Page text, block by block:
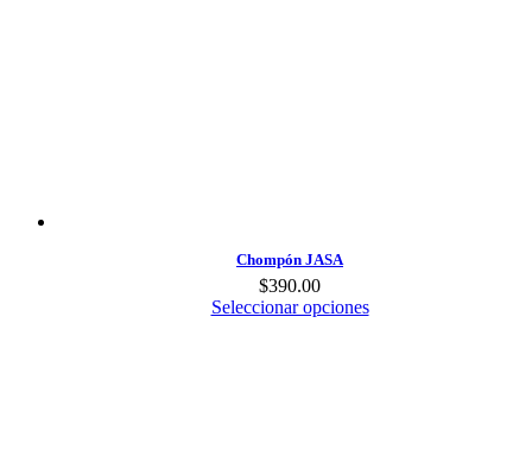
Chompón JASA
$390.00
Seleccionar opciones